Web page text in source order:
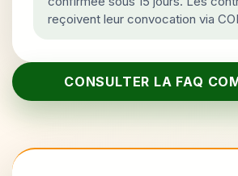
reçoivent leur convocation via
CONSULTER LA FAQ